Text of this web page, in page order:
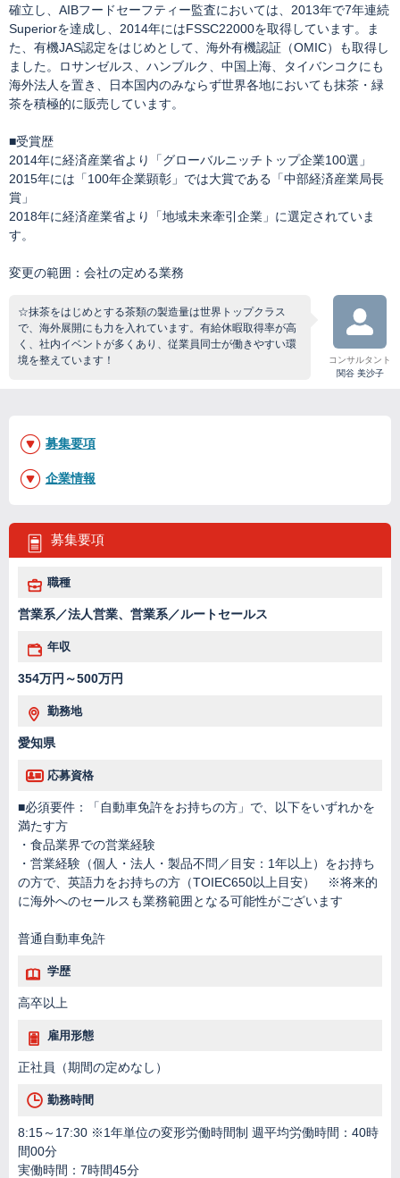
確立し、AIBフードセーフティー監査においては、2013年で7年連続
Superiorを達成し、2014年にはFSSC22000を取得しています。ま
た、有機JAS認定をはじめとして、海外有機認証（OMIC）も取得し
ました。ロサンゼルス、ハンブルク、中国上海、タイバンコクにも
海外法人を置き、日本国内のみならず世界各地においても抹茶・緑
茶を積極的に販売しています。
■受賞歴
2014年に経済産業省より「グローバルニッチトップ企業100選」
2015年には「100年企業顕彰」では大賞である「中部経済産業局長
賞」
2018年に経済産業省より「地域未来牽引企業」に選定されていま
す。
変更の範囲：会社の定める業務
☆抹茶をはじめとする茶類の製造量は世界トップクラス
で、海外展開にも力を入れています。有給休暇取得率が高
く、社内イベントが多くあり、従業員同士が働きやすい環
境を整えています！
コンサルタント
関谷 美沙子
募集要項
職種
営業系／法人営業、営業系／ルートセールス
年収
354万円～500万円
勤務地
愛知県
応募資格
■必須要件：「自動車免許をお持ちの方」で、以下をいずれかを
満たす方
・食品業界での営業経験
・営業経験（個人・法人・製品不問／目安：1年以上）をお持ち
の方で、英語力をお持ちの方（TOIEC650以上目安） ※将来的
に海外へのセールスも業務範囲となる可能性がございます
普通自動車免許
学歴
高卒以上
雇用形態
正社員（期間の定めなし）
勤務時間
8:15～17:30 ※1年単位の変形労働時間制 週平均労働時間：40時
間00分
実働時間：7時間45分
募集要項
企業情報